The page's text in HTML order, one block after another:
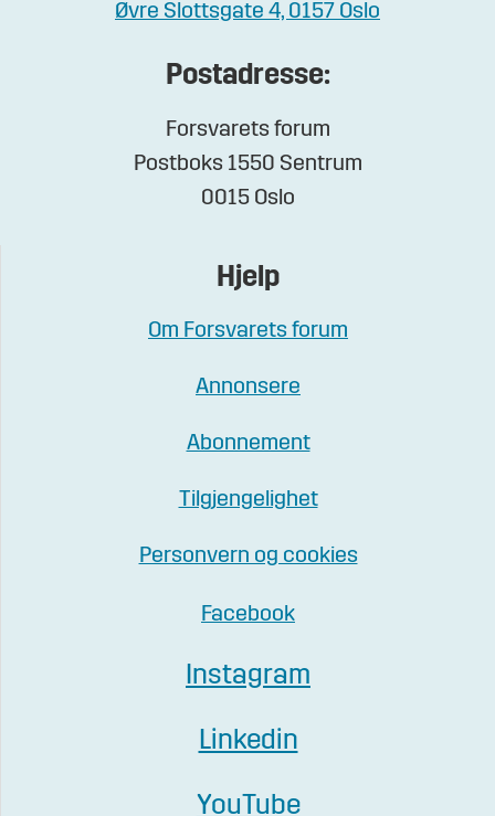
Øvre Slottsgate 4, 0157 Oslo
Postadresse:
Forsvarets forum
Postboks 1550 Sentrum
0015 Oslo
Hjelp
Om Forsvarets forum
Annonsere
Abonnement
Tilgjengelighet
Personvern og cookies
Facebook
Instagram
Linkedin
YouTube